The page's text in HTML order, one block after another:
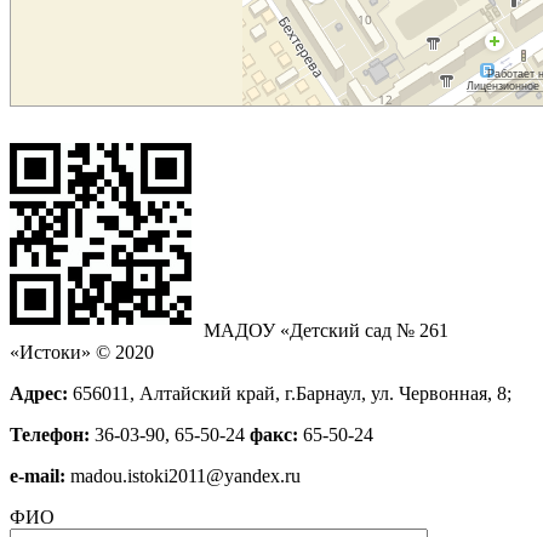
МАДОУ «Детский сад № 261
«Истоки» © 2020
Адрес: 656011, Алтайский край, г.Барнаул, ул. Червонная, 8;
Телефон: 36-03-90, 65-50-24 факс: 65-50-24
е-mail: madou.istoki2011@yandex.ru
ФИО